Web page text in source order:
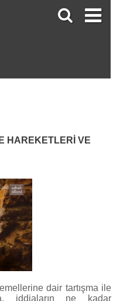
HAREKETLERİ VE
dair tartışma ile
iddiaların ne kadar